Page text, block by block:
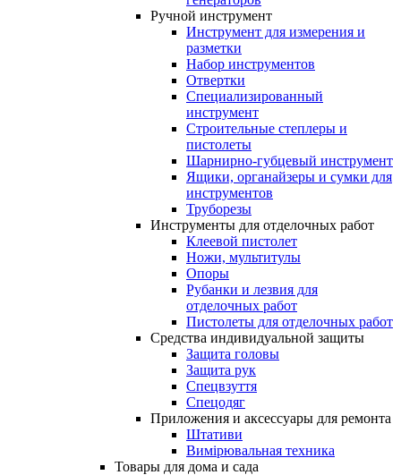
Ручной инструмент
Инструмент для измерения и
разметки
Набор инструментов
Отвертки
Специализированный
инструмент
Строительные степлеры и
пистолеты
Шарнирно-губцевый инструмент
Ящики, органайзеры и сумки для
инструментов
Труборезы
Инструменты для отделочных работ
Клеевой пистолет
Ножи, мультитулы
Опоры
Рубанки и лезвия для
отделочных работ
Пистолеты для отделочных работ
Средства индивидуальной защиты
Защита головы
Защита рук
Спецвзуття
Спецодяг
Приложения и аксессуары для ремонта
Штативи
Вимірювальная техника
Товары для дома и сада